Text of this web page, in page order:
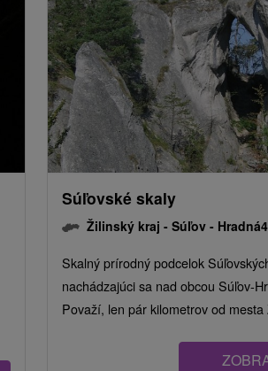
Súľovské skaly
Žilinský kraj - Súľov - Hradná
Skalný prírodný podcelok
nachádzajúci sa nad obcou Súľov-
Považí, len pár kilometrov od mesta